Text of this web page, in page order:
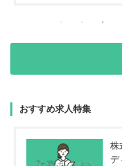
おすすめ求人特集
株
デ